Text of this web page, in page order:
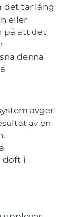
det tar lång
eller
på att det
denna
avger
av en
doft i